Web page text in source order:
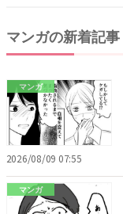
マンガの新着記事
マンガ
2026/08/09 07:55
マンガ